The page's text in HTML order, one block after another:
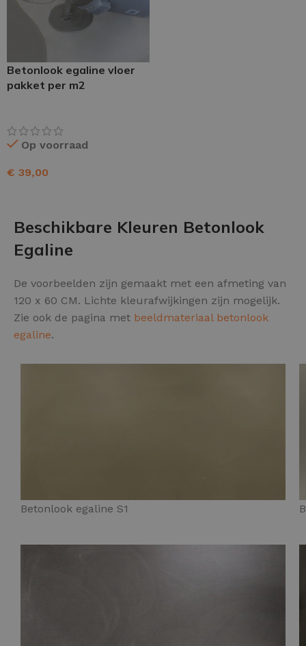
Betonlook egaline vloer
pakket per m2
Op voorraad
€ 39,00
Beschikbare Kleuren Betonlook
Egaline
De voorbeelden zijn gemaakt met een afmeting van
120 x 60 CM. Lichte kleurafwijkingen zijn mogelijk.
Zie ook de pagina met beeldmateriaal betonlook
egaline.
Betonlook egaline S1